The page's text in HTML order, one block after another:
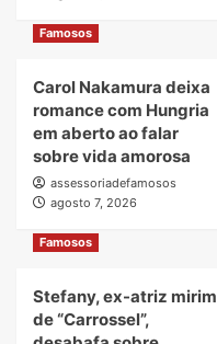
Famosos
Carol Nakamura deixa
romance com Hungria
em aberto ao falar
sobre vida amorosa
assessoriadefamosos
agosto 7, 2026
Famosos
Stefany, ex-atriz mirim
de “Carrossel”,